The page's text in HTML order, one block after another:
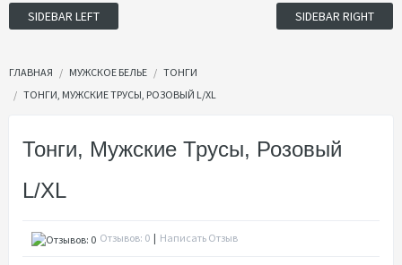
SIDEBAR LEFT SIDEBAR RIGHT
ГЛАВНАЯ МУЖСКОЕ БЕЛЬЕ
ТОНГИ
ТОНГИ, МУЖСКИЕ ТРУСЫ, РОЗОВЫЙ L/XL
Тонги, Мужские Трусы, Розовый
L/XL
Отзывов: 0 | Написать Отзыв